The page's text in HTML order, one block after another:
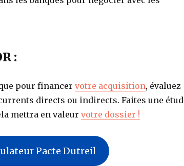
:
pour financer votre acquisition, évaluez
directs ou indirects. Faites une
mettra en valeur votre dossier !
Pacte Dutreil